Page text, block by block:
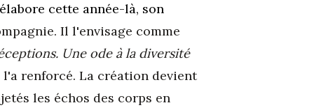
cette année-là, son
Il l'envisage comme
Une ode à la diversité
l'a renforcé. La création devient
les échos des corps en